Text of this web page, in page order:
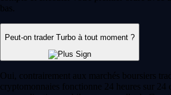
Ces avis sont personnels et non rémunérés
comporte des risques et la valeur peut monter
Télécharger l'app